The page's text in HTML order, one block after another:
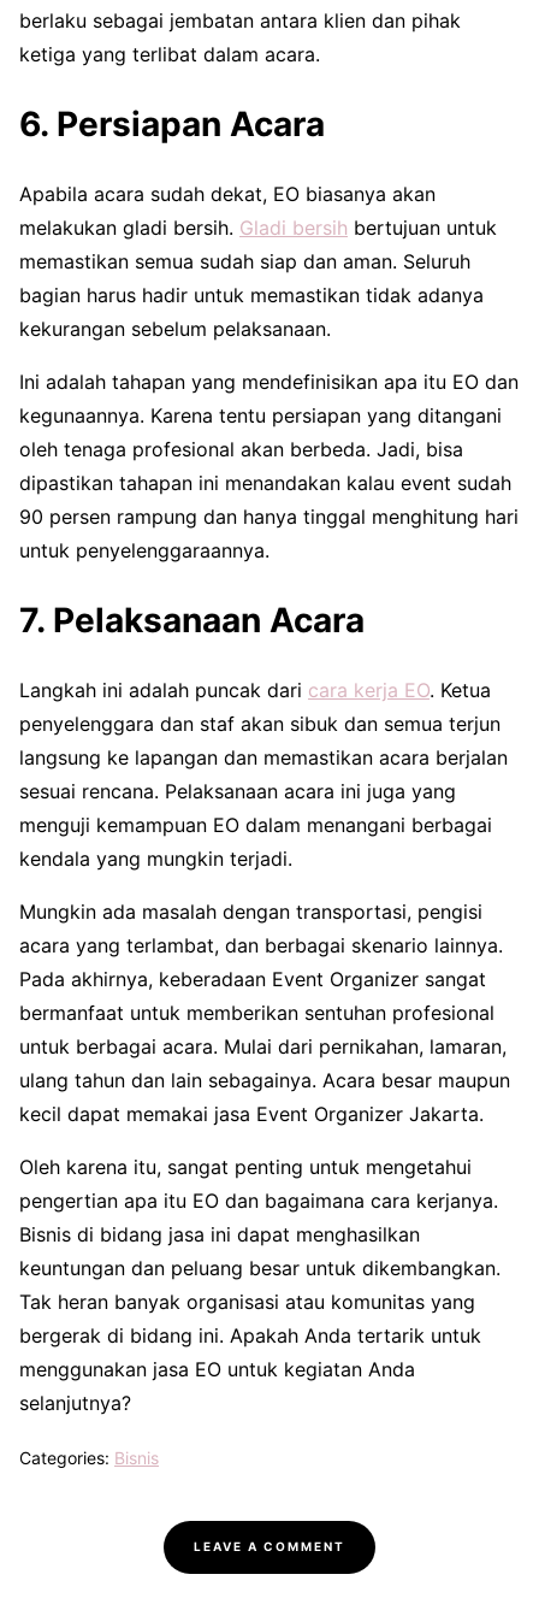
berlaku sebagai jembatan antara klien dan pihak
ketiga yang terlibat dalam acara.
6. Persiapan Acara
Apabila acara sudah dekat, EO biasanya akan
melakukan gladi bersih. Gladi bersih bertujuan untuk
memastikan semua sudah siap dan aman. Seluruh
bagian harus hadir untuk memastikan tidak adanya
kekurangan sebelum pelaksanaan.
Ini adalah tahapan yang mendefinisikan apa itu EO dan
kegunaannya. Karena tentu persiapan yang ditangani
oleh tenaga profesional akan berbeda. Jadi, bisa
dipastikan tahapan ini menandakan kalau event sudah
90 persen rampung dan hanya tinggal menghitung hari
untuk penyelenggaraannya.
7. Pelaksanaan Acara
Langkah ini adalah puncak dari cara kerja EO. Ketua
penyelenggara dan staf akan sibuk dan semua terjun
langsung ke lapangan dan memastikan acara berjalan
sesuai rencana. Pelaksanaan acara ini juga yang
menguji kemampuan EO dalam menangani berbagai
kendala yang mungkin terjadi.
Mungkin ada masalah dengan transportasi, pengisi
acara yang terlambat, dan berbagai skenario lainnya.
Pada akhirnya, keberadaan Event Organizer sangat
bermanfaat untuk memberikan sentuhan profesional
untuk berbagai acara. Mulai dari pernikahan, lamaran,
ulang tahun dan lain sebagainya. Acara besar maupun
kecil dapat memakai jasa Event Organizer Jakarta.
Oleh karena itu, sangat penting untuk mengetahui
pengertian apa itu EO dan bagaimana cara kerjanya.
Bisnis di bidang jasa ini dapat menghasilkan
keuntungan dan peluang besar untuk dikembangkan.
Tak heran banyak organisasi atau komunitas yang
bergerak di bidang ini. Apakah Anda tertarik untuk
menggunakan jasa EO untuk kegiatan Anda
selanjutnya?
Categories: Bisnis
LEAVE A COMMENT